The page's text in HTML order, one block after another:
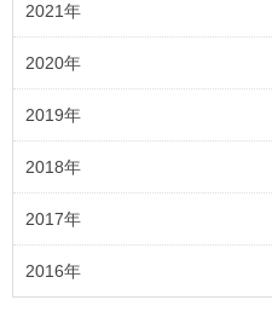
2021年
2020年
2019年
2018年
2017年
2016年